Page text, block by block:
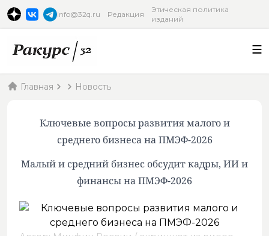
info@32q.ru Редакция
Этическая политика
изданий
Главная Новость
Ключевые вопросы развития малого и
среднего бизнеса на ПМЭФ-2026
Малый и средний бизнес обсудит кадры, ИИ и
финансы на ПМЭФ-2026